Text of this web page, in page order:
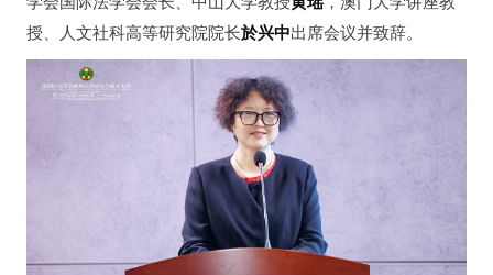
授、人文社科高等研究院院长於兴中出席会议并致辞。